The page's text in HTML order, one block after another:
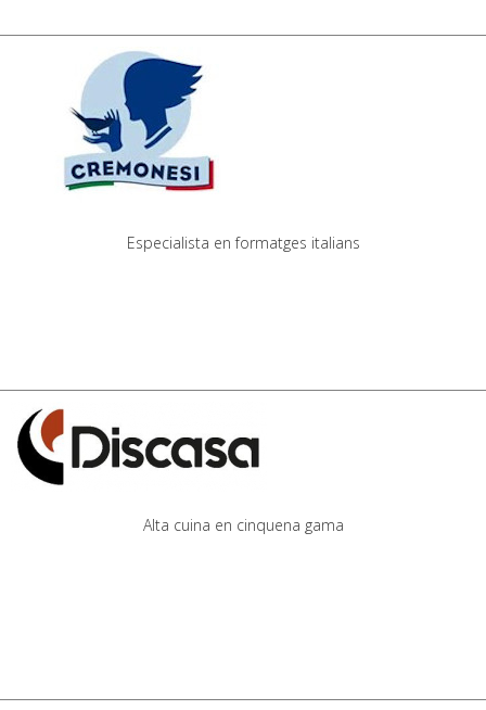
Especialista en formatges italians
Alta cuina en cinquena gama